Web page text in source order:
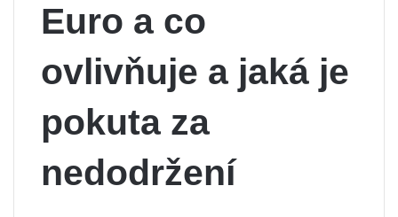
Euro a co
ovlivňuje a jaká je
pokuta za
nedodržení